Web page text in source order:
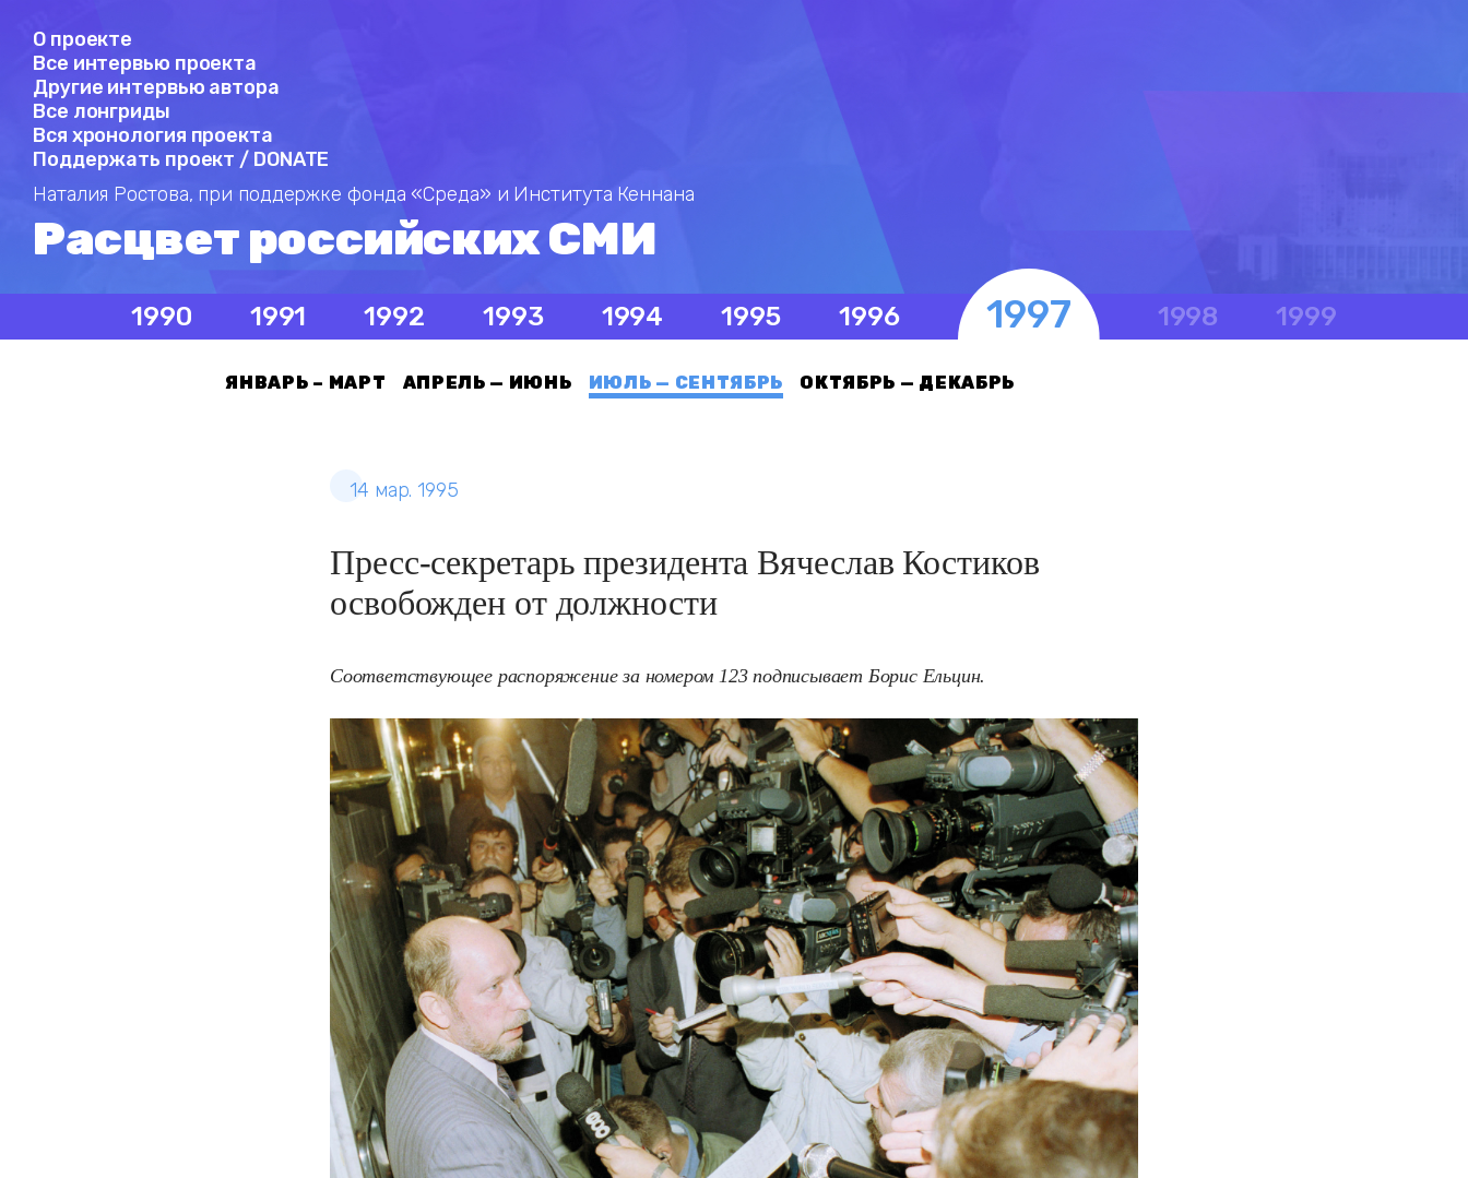
О проекте
Все интервью проекта
Другие интервью автора
Все лонгриды
Вся хронология проекта
Поддержать проект / DONATE
Наталия Ростова, при поддержке фонда «Среда» и Института Кеннана
Расцвет российских СМИ
1990 1991 1992 1993 1994 1995 1996 1997 1998 1999
ЯНВАРЬ – МАРТ АПРЕЛЬ — ИЮНЬ ИЮЛЬ — СЕНТЯБРЬ ОКТЯБРЬ — ДЕКАБРЬ
14 мар. 1995
Пресс-секретарь президента Вячеслав Костиков
освобожден от должности
Соответствующее распоряжение за номером 123 подписывает Борис Ельцин.